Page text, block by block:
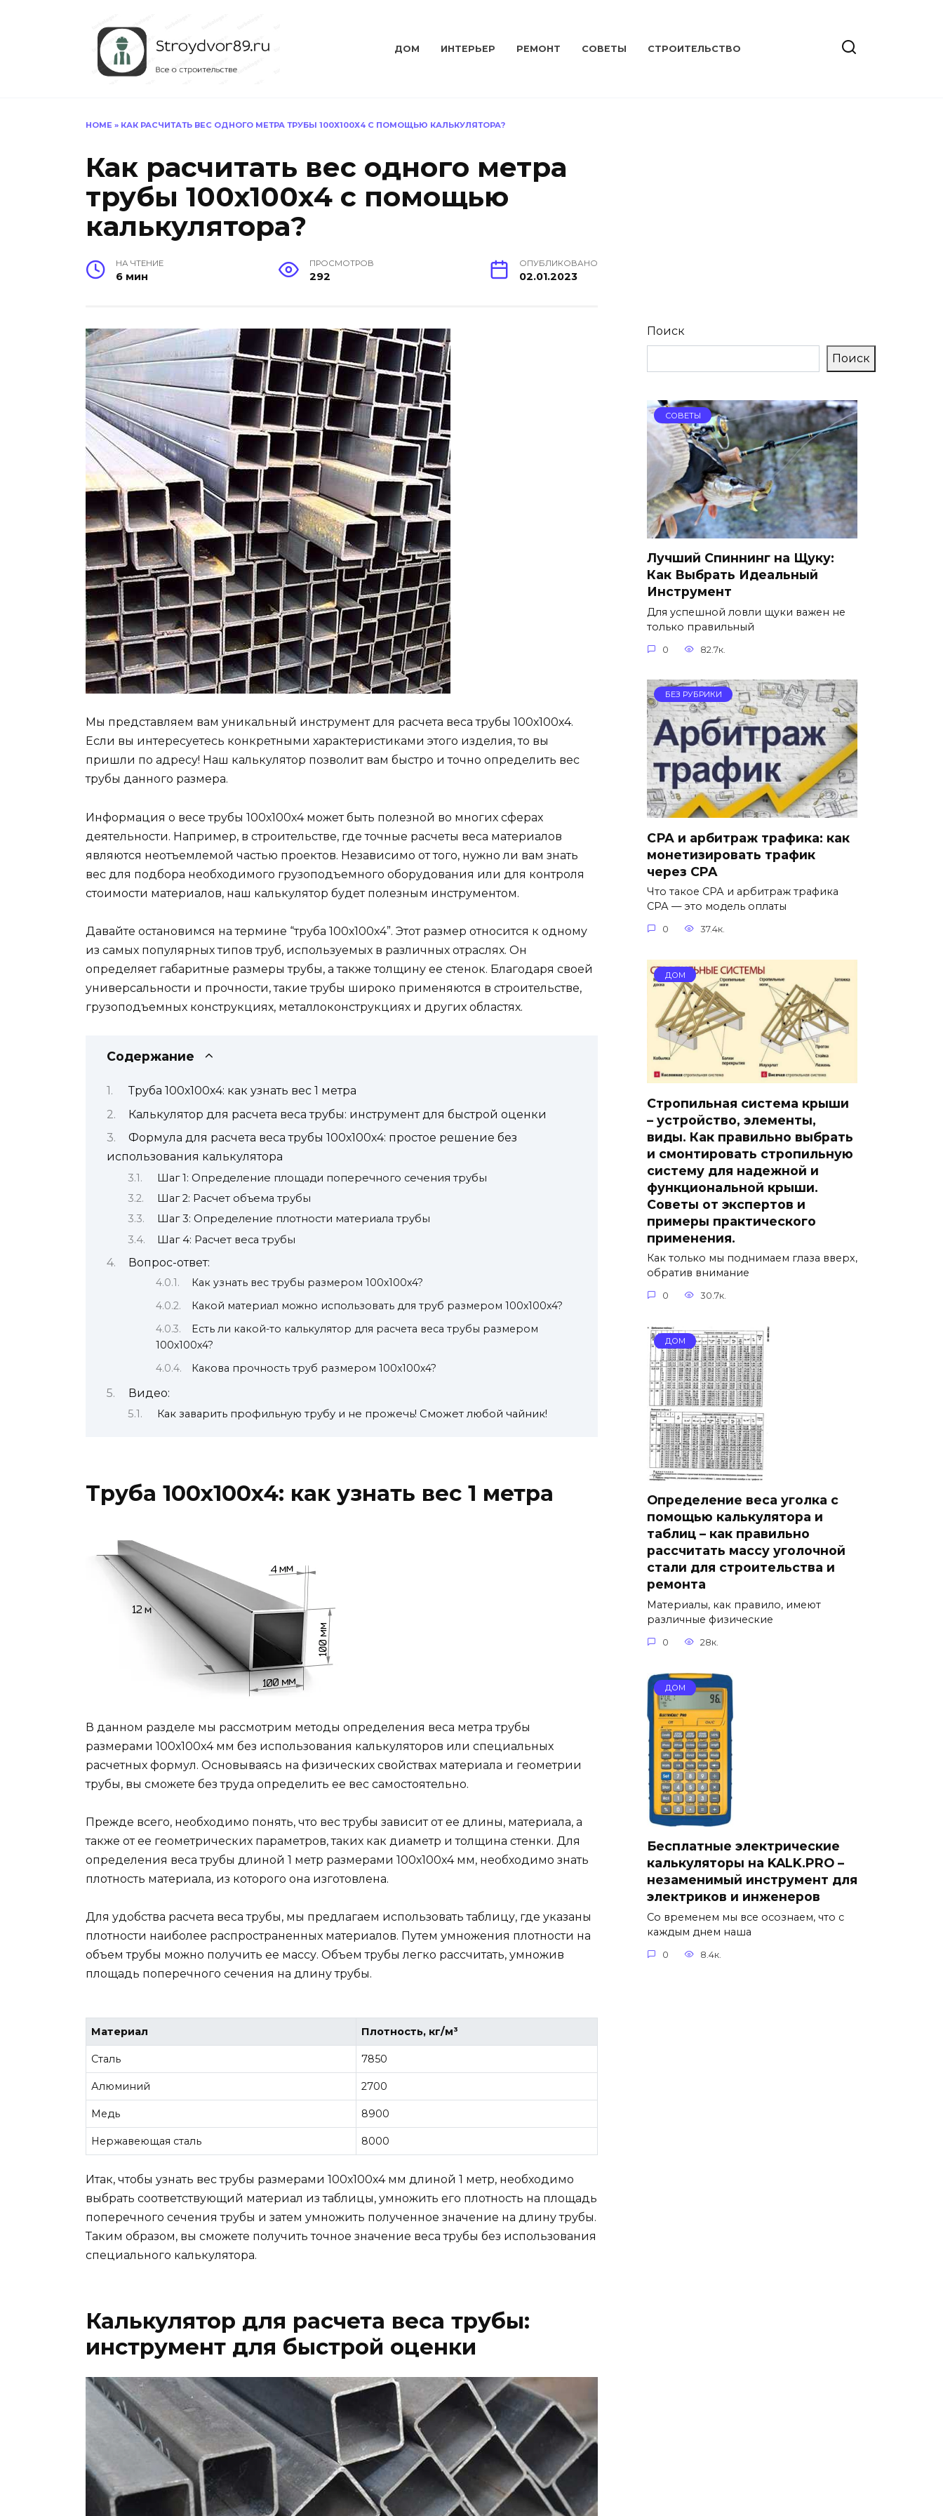
ДОМ ИНТЕРЬЕР РЕМОНТ СОВЕТЫ СТРОИТЕЛЬСТВО
HOME » КАК РАСЧИТАТЬ ВЕС ОДНОГО МЕТРА ТРУБЫ 100Х100Х4 С ПОМОЩЬЮ КАЛЬКУЛЯТОРА?
Как расчитать вес одного метра
трубы 100х100х4 с помощью
калькулятора?
НА ЧТЕНИЕ
6 мин
ПРОСМОТРОВ
292
ОПУБЛИКОВАНО
02.01.2023
Мы представляем вам уникальный инструмент для расчета веса трубы 100х100х4.
Если вы интересуетесь конкретными характеристиками этого изделия, то вы
пришли по адресу! Наш калькулятор позволит вам быстро и точно определить вес
трубы данного размера.
Информация о весе трубы 100х100х4 может быть полезной во многих сферах
деятельности. Например, в строительстве, где точные расчеты веса материалов
являются неотъемлемой частью проектов. Независимо от того, нужно ли вам знать
вес для подбора необходимого грузоподъемного оборудования или для контроля
стоимости материалов, наш калькулятор будет полезным инструментом.
Давайте остановимся на термине “труба 100х100х4”. Этот размер относится к одному
из самых популярных типов труб, используемых в различных отраслях. Он
определяет габаритные размеры трубы, а также толщину ее стенок. Благодаря своей
универсальности и прочности, такие трубы широко применяются в строительстве,
грузоподъемных конструкциях, металлоконструкциях и других областях.
Содержание
Труба 100х100х4: как узнать вес 1 метра
Калькулятор для расчета веса трубы: инструмент для быстрой оценки
Формула для расчета веса трубы 100х100х4: простое решение без
использования калькулятора
Шаг 1: Определение площади поперечного сечения трубы
Шаг 2: Расчет объема трубы
Шаг 3: Определение плотности материала трубы
Шаг 4: Расчет веса трубы
Вопрос-ответ:
Как узнать вес трубы размером 100х100х4?
Какой материал можно использовать для труб размером 100х100х4?
Есть ли какой-то калькулятор для расчета веса трубы размером
100х100х4?
Какова прочность труб размером 100х100х4?
Видео:
Как заварить профильную трубу и не прожечь! Сможет любой чайник!
Труба 100х100х4: как узнать вес 1 метра
В данном разделе мы рассмотрим методы определения веса метра трубы
размерами 100х100х4 мм без использования калькуляторов или специальных
расчетных формул. Основываясь на физических свойствах материала и геометрии
трубы, вы сможете без труда определить ее вес самостоятельно.
Прежде всего, необходимо понять, что вес трубы зависит от ее длины, материала, а
также от ее геометрических параметров, таких как диаметр и толщина стенки. Для
определения веса трубы длиной 1 метр размерами 100х100х4 мм, необходимо знать
плотность материала, из которого она изготовлена.
Для удобства расчета веса трубы, мы предлагаем использовать таблицу, где указаны
плотности наиболее распространенных материалов. Путем умножения плотности на
объем трубы можно получить ее массу. Объем трубы легко рассчитать, умножив
площадь поперечного сечения на длину трубы.
Материал Плотность, кг/м³
Сталь 7850
Алюминий 2700
Медь 8900
Нержавеющая сталь 8000
Итак, чтобы узнать вес трубы размерами 100х100х4 мм длиной 1 метр, необходимо
выбрать соответствующий материал из таблицы, умножить его плотность на площадь
поперечного сечения трубы и затем умножить полученное значение на длину трубы.
Таким образом, вы сможете получить точное значение веса трубы без использования
специального калькулятора.
Калькулятор для расчета веса трубы:
инструмент для быстрой оценки
Поиск
Поиск
СОВЕТЫ
Лучший Спиннинг на Щуку:
Как Выбрать Идеальный
Инструмент
Для успешной ловли щуки важен не
только правильный
0 82.7к.
БЕЗ РУБРИКИ
СРА и арбитраж трафика: как
монетизировать трафик
через CPA
Что такое СРА и арбитраж трафика
СРА — это модель оплаты
0 37.4к.
ДОМ
Стропильная система крыши
– устройство, элементы,
виды. Как правильно выбрать
и смонтировать стропильную
систему для надежной и
функциональной крыши.
Советы от экспертов и
примеры практического
применения.
Как только мы поднимаем глаза вверх,
обратив внимание
0 30.7к.
ДОМ
Определение веса уголка с
помощью калькулятора и
таблиц – как правильно
рассчитать массу уголочной
стали для строительства и
ремонта
Материалы, как правило, имеют
различные физические
0 28к.
ДОМ
Бесплатные электрические
калькуляторы на KALK.PRO –
незаменимый инструмент для
электриков и инженеров
Со временем мы все осознаем, что с
каждым днем наша
0 8.4к.